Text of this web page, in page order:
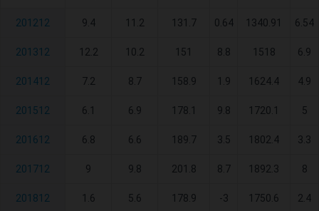
201212 9.4 11.2 131.7 0.64 1340.91 6.54
201312 12.2 10.2 151 8.8 1518 6.9
201412 7.2 8.7 158.9 1.9 1624.4 4.9
201512 6.1 6.9 178.1 9.8 1720.1 5
201612 6.8 6.6 189.7 3.5 1802.4 3.3
201712 9 9.8 201.8 8.7 1892.3 8
201812 1.6 5.6 178.9 -3 1750.6 2.4